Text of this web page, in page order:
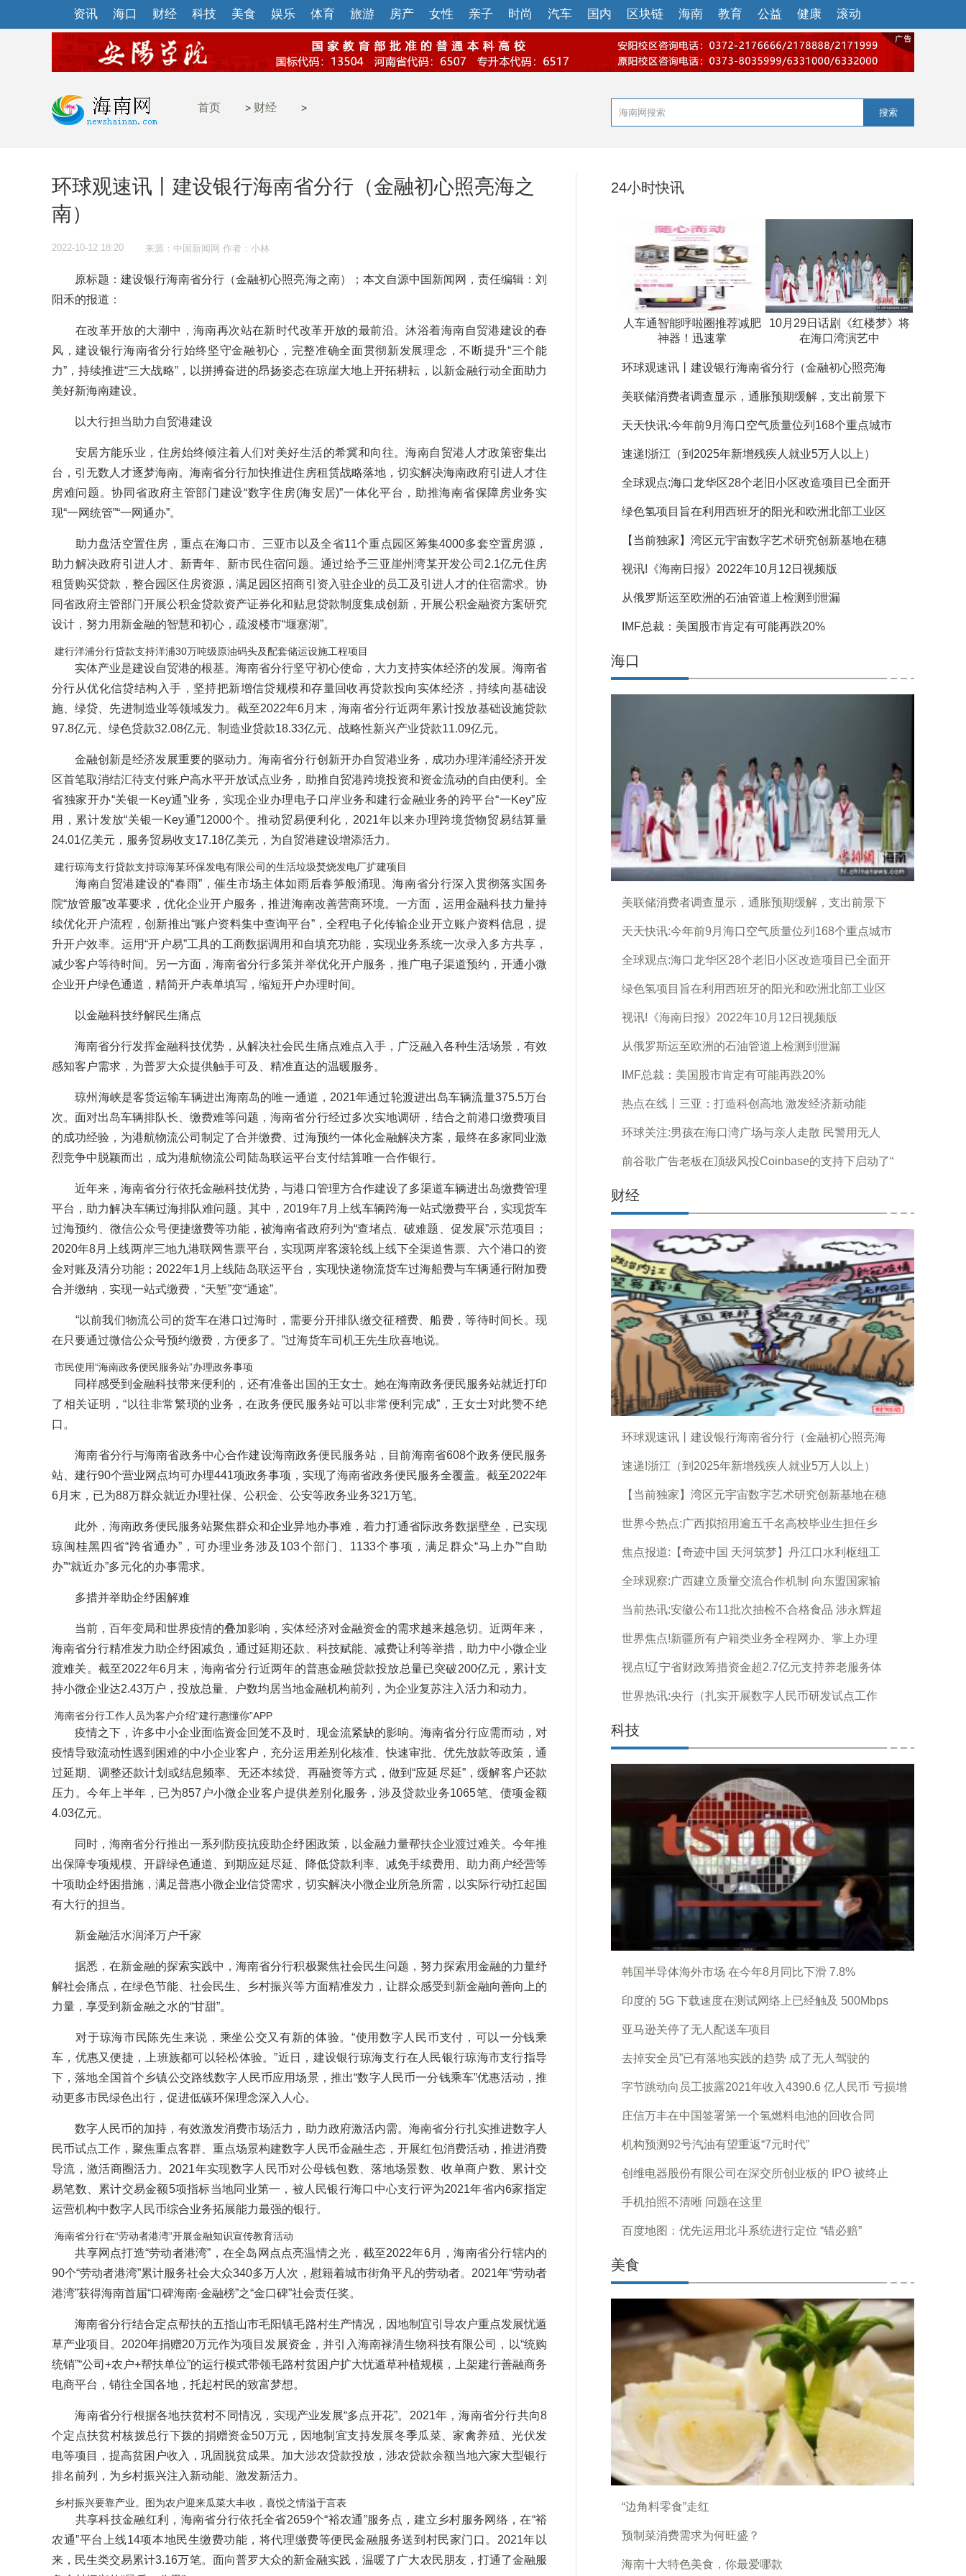
资讯 海口 财经 科技 美食 娱乐 体育 旅游 房产 女性 亲子 时尚 汽车 国内 区块链 海南 教育 公益 健康 滚动
首页 > 财经 > 搜索
环球观速讯丨建设银行海南省分行（金融初心照亮海之
南）
2022-10-12 18:20 来源：中国新闻网 作者：小林
原标题：建设银行海南省分行（金融初心照亮海之南）；本文自源中国新闻网，责任编辑：刘
阳禾的报道：
在改革开放的大潮中，海南再次站在新时代改革开放的最前沿。沐浴着海南自贸港建设的春
风，建设银行海南省分行始终坚守金融初心，完整准确全面贯彻新发展理念，不断提升“三个能
力”，持续推进“三大战略”，以拼搏奋进的昂扬姿态在琼崖大地上开拓耕耘，以新金融行动全面助力
美好新海南建设。
以大行担当助力自贸港建设
安居方能乐业，住房始终倾注着人们对美好生活的希冀和向往。海南自贸港人才政策密集出
台，引无数人才逐梦海南。海南省分行加快推进住房租赁战略落地，切实解决海南政府引进人才住
房难问题。协同省政府主管部门建设“数字住房(海安居)”一体化平台，助推海南省保障房业务实
现“一网统管”“一网通办”。
助力盘活空置住房，重点在海口市、三亚市以及全省11个重点园区筹集4000多套空置房源，
助力解决政府引进人才、新青年、新市民住宿问题。通过给予三亚崖州湾某开发公司2.1亿元住房
租赁购买贷款，整合园区住房资源，满足园区招商引资入驻企业的员工及引进人才的住宿需求。协
同省政府主管部门开展公积金贷款资产证券化和贴息贷款制度集成创新，开展公积金融资方案研究
设计，努力用新金融的智慧和初心，疏浚楼市“堰塞湖”。
建行洋浦分行贷款支持洋浦30万吨级原油码头及配套储运设施工程项目
实体产业是建设自贸港的根基。海南省分行坚守初心使命，大力支持实体经济的发展。海南省
分行从优化信贷结构入手，坚持把新增信贷规模和存量回收再贷款投向实体经济，持续向基础设
施、绿贷、先进制造业等领域发力。截至2022年6月末，海南省分行近两年累计投放基础设施贷款
97.8亿元、绿色贷款32.08亿元、制造业贷款18.33亿元、战略性新兴产业贷款11.09亿元。
金融创新是经济发展重要的驱动力。海南省分行创新开办自贸港业务，成功办理洋浦经济开发
区首笔取消结汇待支付账户高水平开放试点业务，助推自贸港跨境投资和资金流动的自由便利。全
省独家开办“关银一Key通”业务，实现企业办理电子口岸业务和建行金融业务的跨平台“一Key”应
用，累计发放“关银一Key通”12000个。推动贸易便利化，2021年以来办理跨境货物贸易结算量
24.01亿美元，服务贸易收支17.18亿美元，为自贸港建设增添活力。
建行琼海支行贷款支持琼海某环保发电有限公司的生活垃圾焚烧发电厂扩建项目
海南自贸港建设的“春雨”，催生市场主体如雨后春笋般涌现。海南省分行深入贯彻落实国务
院“放管服”改革要求，优化企业开户服务，推进海南改善营商环境。一方面，运用金融科技力量持
续优化开户流程，创新推出“账户资料集中查询平台”，全程电子化传输企业开立账户资料信息，提
升开户效率。运用“开户易”工具的工商数据调用和自填充功能，实现业务系统一次录入多方共享，
减少客户等待时间。另一方面，海南省分行多策并举优化开户服务，推广电子渠道预约，开通小微
企业开户绿色通道，精简开户表单填写，缩短开户办理时间。
以金融科技纾解民生痛点
海南省分行发挥金融科技优势，从解决社会民生痛点难点入手，广泛融入各种生活场景，有效
感知客户需求，为普罗大众提供触手可及、精准直达的温暖服务。
琼州海峡是客货运输车辆进出海南岛的唯一通道，2021年通过轮渡进出岛车辆流量375.5万台
次。面对出岛车辆排队长、缴费难等问题，海南省分行经过多次实地调研，结合之前港口缴费项目
的成功经验，为港航物流公司制定了合并缴费、过海预约一体化金融解决方案，最终在多家同业激
烈竞争中脱颖而出，成为港航物流公司陆岛联运平台支付结算唯一合作银行。
近年来，海南省分行依托金融科技优势，与港口管理方合作建设了多渠道车辆进出岛缴费管理
平台，助力解决车辆过海排队难问题。其中，2019年7月上线车辆跨海一站式缴费平台，实现货车
过海预约、微信公众号便捷缴费等功能，被海南省政府列为“查堵点、破难题、促发展”示范项目；
2020年8月上线两岸三地九港联网售票平台，实现两岸客滚轮线上线下全渠道售票、六个港口的资
金对账及清分功能；2022年1月上线陆岛联运平台，实现快递物流货车过海船费与车辆通行附加费
合并缴纳，实现一站式缴费，“天堑”变“通途”。
“以前我们物流公司的货车在港口过海时，需要分开排队缴交征稽费、船费，等待时间长。现
在只要通过微信公众号预约缴费，方便多了。”过海货车司机王先生欣喜地说。
市民使用“海南政务便民服务站”办理政务事项
同样感受到金融科技带来便利的，还有准备出国的王女士。她在海南政务便民服务站就近打印
了相关证明，“以往非常繁琐的业务，在政务便民服务站可以非常便利完成”，王女士对此赞不绝
口。
海南省分行与海南省政务中心合作建设海南政务便民服务站，目前海南省608个政务便民服务
站、建行90个营业网点均可办理441项政务事项，实现了海南省政务便民服务全覆盖。截至2022年
6月末，已为88万群众就近办理社保、公积金、公安等政务业务321万笔。
此外，海南政务便民服务站聚焦群众和企业异地办事难，着力打通省际政务数据壁垒，已实现
琼闽桂黑四省“跨省通办”，可办理业务涉及103个部门、1133个事项，满足群众“马上办”“自助
办”“就近办”多元化的办事需求。
多措并举助企纾困解难
当前，百年变局和世界疫情的叠加影响，实体经济对金融资金的需求越来越急切。近两年来，
海南省分行精准发力助企纾困减负，通过延期还款、科技赋能、减费让利等举措，助力中小微企业
渡难关。截至2022年6月末，海南省分行近两年的普惠金融贷款投放总量已突破200亿元，累计支
持小微企业达2.43万户，投放总量、户数均居当地金融机构前列，为企业复苏注入活力和动力。
海南省分行工作人员为客户介绍“建行惠懂你”APP
疫情之下，许多中小企业面临资金回笼不及时、现金流紧缺的影响。海南省分行应需而动，对
疫情导致流动性遇到困难的中小企业客户，充分运用差别化核准、快速审批、优先放款等政策，通
过延期、调整还款计划或结息频率、无还本续贷、再融资等方式，做到“应延尽延”，缓解客户还款
压力。今年上半年，已为857户小微企业客户提供差别化服务，涉及贷款业务1065笔、债项金额
4.03亿元。
同时，海南省分行推出一系列防疫抗疫助企纾困政策，以金融力量帮扶企业渡过难关。今年推
出保障专项规模、开辟绿色通道、到期应延尽延、降低贷款利率、减免手续费用、助力商户经营等
十项助企纾困措施，满足普惠小微企业信贷需求，切实解决小微企业所急所需，以实际行动扛起国
有大行的担当。
新金融活水润泽万户千家
据悉，在新金融的探索实践中，海南省分行积极聚焦社会民生问题，努力探索用金融的力量纾
解社会痛点，在绿色节能、社会民生、乡村振兴等方面精准发力，让群众感受到新金融向善向上的
力量，享受到新金融之水的“甘甜”。
对于琼海市民陈先生来说，乘坐公交又有新的体验。“使用数字人民币支付，可以一分钱乘
车，优惠又便捷，上班族都可以轻松体验。”近日，建设银行琼海支行在人民银行琼海市支行指导
下，落地全国首个乡镇公交路线数字人民币应用场景，推出“数字人民币一分钱乘车”优惠活动，推
动更多市民绿色出行，促进低碳环保理念深入人心。
数字人民币的加持，有效激发消费市场活力，助力政府激活内需。海南省分行扎实推进数字人
民币试点工作，聚焦重点客群、重点场景构建数字人民币金融生态，开展红包消费活动，推进消费
导流，激活商圈活力。2021年实现数字人民币对公母钱包数、落地场景数、收单商户数、累计交
易笔数、累计交易金额5项指标当地同业第一，被人民银行海口中心支行评为2021年省内6家指定
运营机构中数字人民币综合业务拓展能力最强的银行。
海南省分行在“劳动者港湾”开展金融知识宣传教育活动
共享网点打造“劳动者港湾”，在全岛网点点亮温情之光，截至2022年6月，海南省分行辖内的
90个“劳动者港湾”累计服务社会大众340多万人次，慰籍着城市街角平凡的劳动者。2021年“劳动者
港湾”获得海南首届“口碑海南·金融榜”之“金口碑”社会责任奖。
海南省分行结合定点帮扶的五指山市毛阳镇毛路村生产情况，因地制宜引导农户重点发展忧遁
草产业项目。2020年捐赠20万元作为项目发展资金，并引入海南禄清生物科技有限公司，以“统购
统销”“公司+农户+帮扶单位”的运行模式带领毛路村贫困户扩大忧遁草种植规模，上架建行善融商务
电商平台，销往全国各地，托起村民的致富梦想。
海南省分行根据各地扶贫村不同情况，实现产业发展“多点开花”。2021年，海南省分行共向8
个定点扶贫村核拨总行下拨的捐赠资金50万元，因地制宜支持发展冬季瓜菜、家禽养殖、光伏发
电等项目，提高贫困户收入，巩固脱贫成果。加大涉农贷款投放，涉农贷款余额当地六家大型银行
排名前列，为乡村振兴注入新动能、激发新活力。
乡村振兴要靠产业。图为农户迎来瓜菜大丰收，喜悦之情溢于言表
共享科技金融红利，海南省分行依托全省2659个“裕农通”服务点，建立乡村服务网络，在“裕
农通”平台上线14项本地民生缴费功能，将代理缴费等便民金融服务送到村民家门口。2021年以
来，民生类交易累计3.16万笔。面向普罗大众的新金融实践，温暖了广大农民朋友，打通了金融服
24小时快讯
人车通智能呼啦圈推荐减肥
神器！迅速掌
10月29日话剧《红楼梦》将
在海口湾演艺中
环球观速讯丨建设银行海南省分行（金融初心照亮海
美联储消费者调查显示，通胀预期缓解，支出前景下
天天快讯:今年前9月海口空气质量位列168个重点城市
速递!浙江（到2025年新增残疾人就业5万人以上）
全球观点:海口龙华区28个老旧小区改造项目已全面开
绿色氢项目旨在利用西班牙的阳光和欧洲北部工业区
【当前独家】湾区元宇宙数字艺术研究创新基地在穗
视讯!《海南日报》2022年10月12日视频版
从俄罗斯运至欧洲的石油管道上检测到泄漏
IMF总裁：美国股市肯定有可能再跌20%
海口
美联储消费者调查显示，通胀预期缓解，支出前景下
天天快讯:今年前9月海口空气质量位列168个重点城市
全球观点:海口龙华区28个老旧小区改造项目已全面开
绿色氢项目旨在利用西班牙的阳光和欧洲北部工业区
视讯!《海南日报》2022年10月12日视频版
从俄罗斯运至欧洲的石油管道上检测到泄漏
IMF总裁：美国股市肯定有可能再跌20%
热点在线丨三亚：打造科创高地 激发经济新动能
环球关注:男孩在海口湾广场与亲人走散 民警用无人
前谷歌广告老板在顶级风投Coinbase的支持下启动了“
财经
环球观速讯丨建设银行海南省分行（金融初心照亮海
速递!浙江（到2025年新增残疾人就业5万人以上）
【当前独家】湾区元宇宙数字艺术研究创新基地在穗
世界今热点:广西拟招用逾五千名高校毕业生担任乡
焦点报道:【奇迹中国 天河筑梦】丹江口水利枢纽工
全球观察:广西建立质量交流合作机制 向东盟国家输
当前热讯:安徽公布11批次抽检不合格食品 涉永辉超
世界焦点!新疆所有户籍类业务全程网办、掌上办理
视点!辽宁省财政筹措资金超2.7亿元支持养老服务体
世界热讯:央行（扎实开展数字人民币研发试点工作
科技
韩国半导体海外市场 在今年8月同比下滑 7.8%
印度的 5G 下载速度在测试网络上已经触及 500Mbps
亚马逊关停了无人配送车项目
去掉安全员”已有落地实践的趋势 成了无人驾驶的
字节跳动向员工披露2021年收入4390.6 亿人民币 亏损增
庄信万丰在中国签署第一个氢燃料电池的回收合同
机构预测92号汽油有望重返“7元时代”
创维电器股份有限公司在深交所创业板的 IPO 被终止
手机拍照不清晰 问题在这里
百度地图：优先运用北斗系统进行定位 “错必赔”
美食
“边角料零食”走红
预制菜消费需求为何旺盛？
海南十大特色美食，你最爱哪款